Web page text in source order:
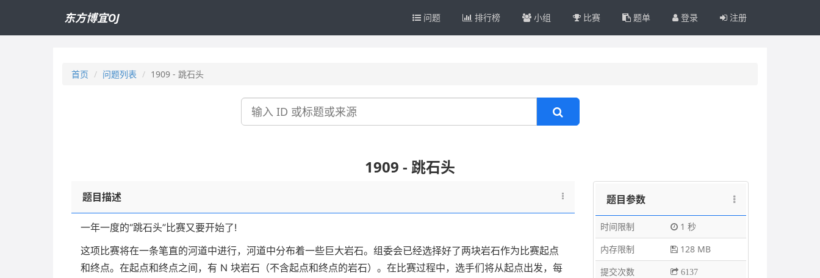
东方博宜OJ 问题 排行榜 小组 比赛 题单 登录 注册
首页 问题列表 1909 - 跳石头
搜
1909 - 跳石头
题目描述
一年一度的“跳石头”比赛又要开始了!
这项比赛将在一条笔直的河道中进行，河道中分布着一些巨大岩石。组委会已经选择好了两块岩石作为比赛起点
和终点。在起点和终点之间，有 N 块岩石（不含起点和终点的岩石）。在比赛过程中，选手们将从起点出发，每
题目参数
时间限制
1 秒
内存限制
128 MB
提交次数
6137